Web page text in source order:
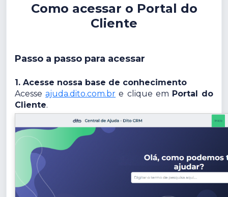
Como acessar o Portal do
Cliente
Passo a passo para acessar
1. Acesse nossa base de conhecimento
Acesseajuda.dito.com.br e clique em Portal do
Cliente.